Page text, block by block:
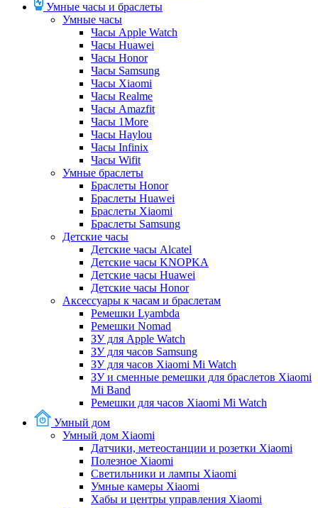
Умные часы и браслеты
Умные часы
Часы Apple Watch
Часы Huawei
Часы Honor
Часы Samsung
Часы Xiaomi
Часы Realme
Часы Amazfit
Часы 1More
Часы Haylou
Часы Infinix
Часы Wifit
Умные браслеты
Браслеты Honor
Браслеты Huawei
Браслеты Xiaomi
Браслеты Samsung
Детские часы
Детские часы Alcatel
Детские часы KNOPKA
Детские часы Huawei
Детские часы Honor
Аксессуары к часам и браслетам
Ремешки Lyambda
Ремешки Nomad
ЗУ для Apple Watch
ЗУ для часов Samsung
ЗУ для часов Xiaomi Mi Watch
ЗУ и сменные ремешки для браслетов Xiaomi
Mi Band
Ремешки для часов Xiaomi Mi Watch
Умный дом
Умный дом Xiaomi
Датчики, метеостанции и розетки Xiaomi
Полезное Xiaomi
Светильники и лампы Xiaomi
Умные камеры Xiaomi
Хабы и центры управления Xiaomi